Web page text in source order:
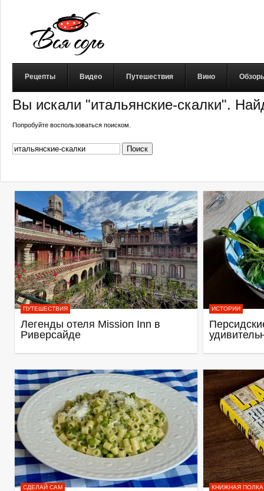
Рецепты Видео Путешествия Вино
Вы искали "итальянские-скалки".
Попробуйте воспользоваться поиском.
Найти:
ПУТЕШЕСТВИЯ
Легенды отеля Mission Inn в
Риверсайде
ИСТОРИИ
СДЕЛАЙ САМ КНИЖНАЯ ПОЛКА